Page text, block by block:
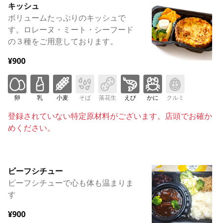
キッシュ
ボリュームたっぷりのキッシュで
す。ロレーヌ・ミート・シーフード
の３種をご用意しております。
¥900
卵 乳 小麦 そば 落花生 えび かに クルミ
登録されていない特定原材料がございます。店頭でお確か
めください。
ビーフシチュー
ビーフシチューで心も体も温まりま
す
¥900